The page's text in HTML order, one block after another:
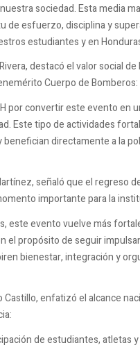
sociedad. Esta media
de esfuerzo, disciplina y
estudiantes y en
destacó el valor social de
Cuerpo de Bomberos:
por convertir este evento en
Este tipo de actividades
directamente a la
señaló que el regreso
importante para la
este evento vuelve más
el propósito de seguir
bienestar, integración y
enfatizó el alcance
de estudiantes, atletas